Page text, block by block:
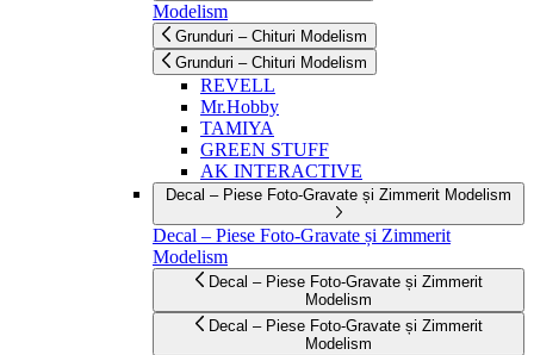
Modelism
Grunduri – Chituri Modelism
Grunduri – Chituri Modelism
REVELL
Mr.Hobby
TAMIYA
GREEN STUFF
AK INTERACTIVE
Decal – Piese Foto-Gravate și Zimmerit Modelism
Decal – Piese Foto-Gravate și Zimmerit
Modelism
Decal – Piese Foto-Gravate și Zimmerit
Modelism
Decal – Piese Foto-Gravate și Zimmerit
Modelism